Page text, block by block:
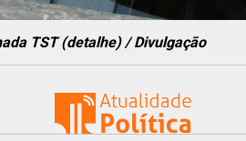
TST (detalhe) / Divulgação